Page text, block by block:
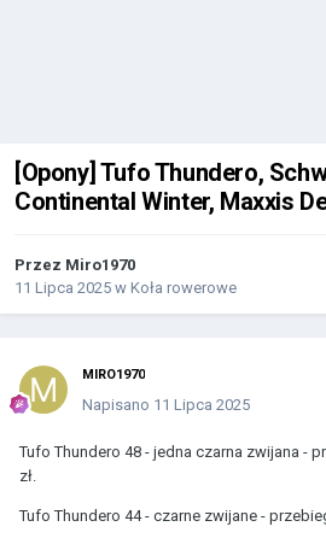
[Opony] Tufo Thundero,
Continental Winter, Maxxis
Przez Miro1970
11 Lipca 2025 w Koła rowerowe
MIRO1970
Napisano 11 Lipca 2025
Tufo Thundero 48 - jedna czarna zwijana -
zł.
Tufo Thundero 44 - czarne zwijane -